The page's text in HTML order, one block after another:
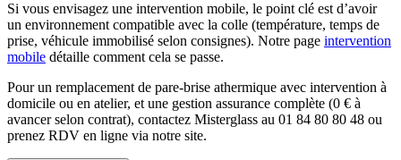
Si vous envisagez une intervention mobile, le point clé est d’avoir
un environnement compatible avec la colle (température, temps de
prise, véhicule immobilisé selon consignes). Notre page intervention
mobile détaille comment cela se passe.
Pour un remplacement de pare-brise athermique avec intervention à
domicile ou en atelier, et une gestion assurance complète (0 € à
avancer selon contrat), contactez Misterglass au 01 84 80 80 48 ou
prenez RDV en ligne via notre site.